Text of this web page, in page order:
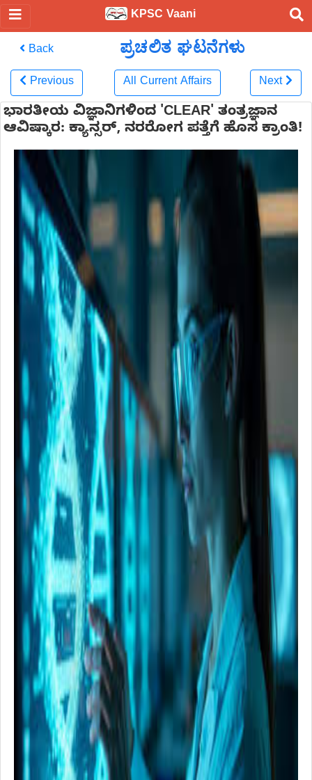
KPSC Vaani
Back ಪ್ರಚಲಿತ ಘಟನೆಗಳು
Previous All Current Affairs Next
ಭಾರತೀಯ ವಿಜ್ಞಾನಿಗಳಿಂದ 'CLEAR' ತಂತ್ರಜ್ಞಾನ
ಆವಿಷ್ಕಾರ: ಕ್ಯಾನ್ಸರ್, ನರರೋಗ ಪತ್ತೆಗೆ ಹೊಸ ಕ್ರಾಂತಿ!